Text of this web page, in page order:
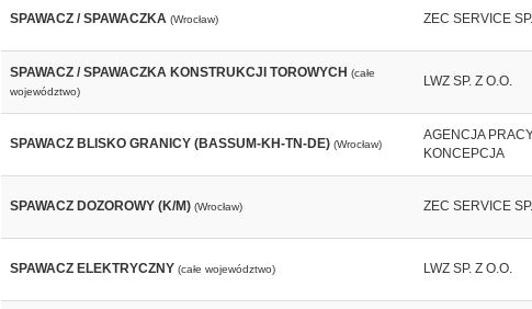
SPAWACZ / SPAWACZKA (Wrocław) ZEC SERVICE
SPAWACZ / SPAWACZKA KONSTRUKCJI TOROWYCH (całe
województwo)
LWZ SP. Z O.O.
SPAWACZ BLISKO GRANICY (BASSUM-KH-TN-DE) (Wrocław)
AGENCJA
KONCEPCJA
SPAWACZ DOZOROWY (K/M) (Wrocław) ZEC SERVICE
SPAWACZ ELEKTRYCZNY (całe województwo) LWZ SP. Z O.O.